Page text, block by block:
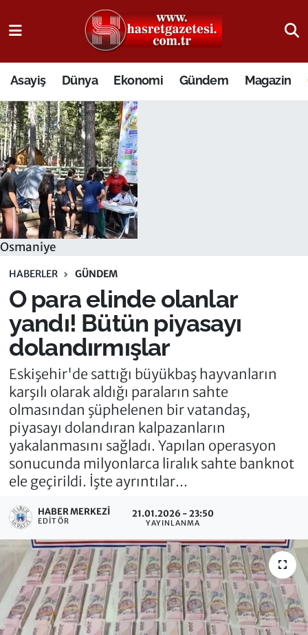
Asayiş Dünya Ekonomi Gündem Magazin
Osmaniye
HABERLER GÜNDEM
O para elinde olanlar
yandı! Bütün piyasayı
dolandırmışlar
Eskişehir'de sattığı büyükbaş hayvanların
karşılı olarak aldığı paraların sahte
olmasından şüphelenen bir vatandaş,
piyasayı dolandıran kalpazanların
yakalanmasını sağladı. Yapılan operasyon
sonucunda milyonlarca liralık sahte banknot
ele geçirildi. İşte ayrıntılar...
HABER MERKEZI
EDITÖR
21.01.2026 - 23:50
YAYINLANMA
Osmaniye Nöbetçi Eczaneler
Osmaniye Hava Durumu
Osmaniye Trafik Yoğunluk Haritası
Süper Lig Puan Durumu ve Fikstür
Tüm Manşetler
Son Dakika Haberleri